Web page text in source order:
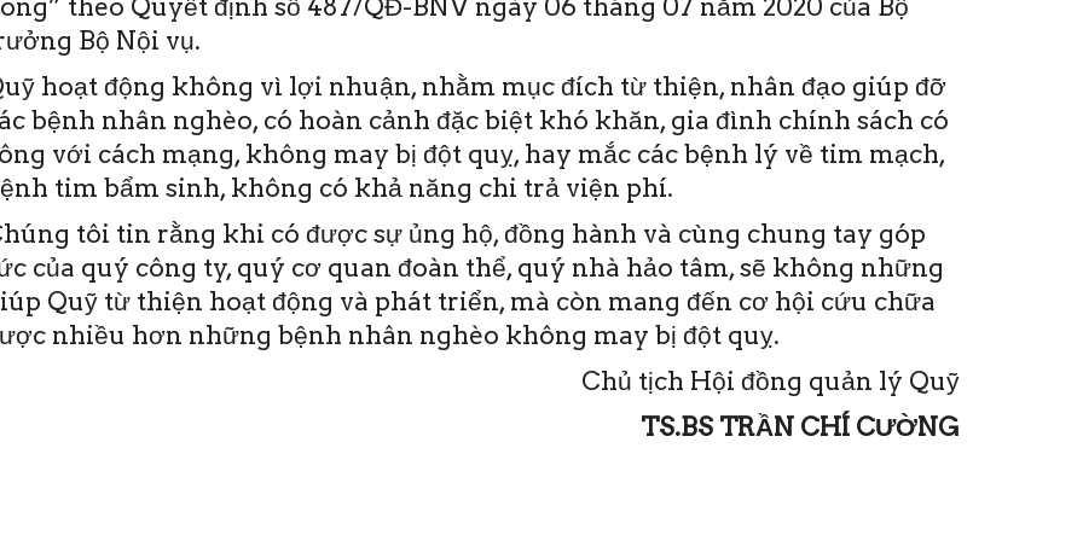
theo Quyết định số 487/QĐ-BNV ngày 06 tháng 07 năm 2020 của Bộ
Bộ Nội vụ.
hoạt động không vì lợi nhuận, nhằm mục đích từ thiện, nhân đạo giúp đỡ
bệnh nhân nghèo, có hoàn cảnh đặc biệt khó khăn, gia đình chính sách có
với cách mạng, không may bị đột quỵ, hay mắc các bệnh lý về tim mạch,
tim bẩm sinh, không có khả năng chi trả viện phí.
tôi tin rằng khi có được sự ủng hộ, đồng hành và cùng chung tay góp
của quý công ty, quý cơ quan đoàn thể, quý nhà hảo tâm, sẽ không những
Quỹ từ thiện hoạt động và phát triển, mà còn mang đến cơ hội cứu chữa
nhiều hơn những bệnh nhân nghèo không may bị đột quỵ.
Chủ tịch Hội đồng quản lý Quỹ
TS.BS TRẦN CHÍ CƯỜNG